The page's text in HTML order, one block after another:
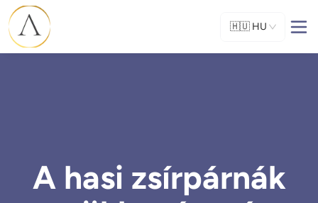
🇭🇺 HU
A hasi zsírpárnák